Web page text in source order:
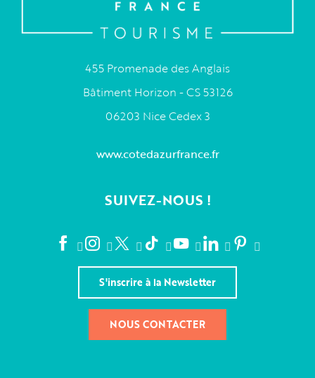
455 Promenade des Anglais
Bâtiment Horizon - CS 53126
06203 Nice Cedex 3
www.cotedazurfrance.fr
SUIVEZ-NOUS !
S'inscrire à la Newsletter
NOUS CONTACTER